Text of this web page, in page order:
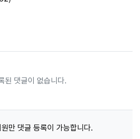
된 댓글이 없습니다.
만 댓글 등록이 가능합니다.